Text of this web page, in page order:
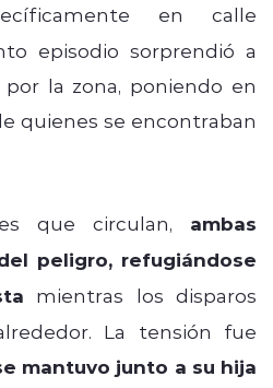
en calle
episodio sorprendió a
la zona, poniendo en
quienes se encontraban
que circulan, ambas
peligro, refugiándose
mientras los disparos
La tensión fue
mantuvo junto a su hija